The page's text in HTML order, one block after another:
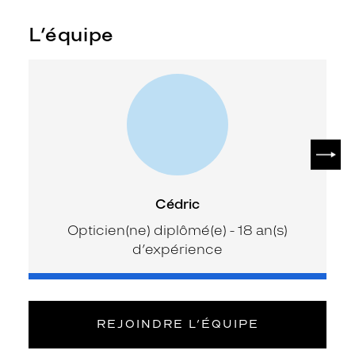
L’équipe
Cédric
Opticien(ne) diplômé(e) - 18 an(s)
d’expérience
REJOINDRE L’ÉQUIPE